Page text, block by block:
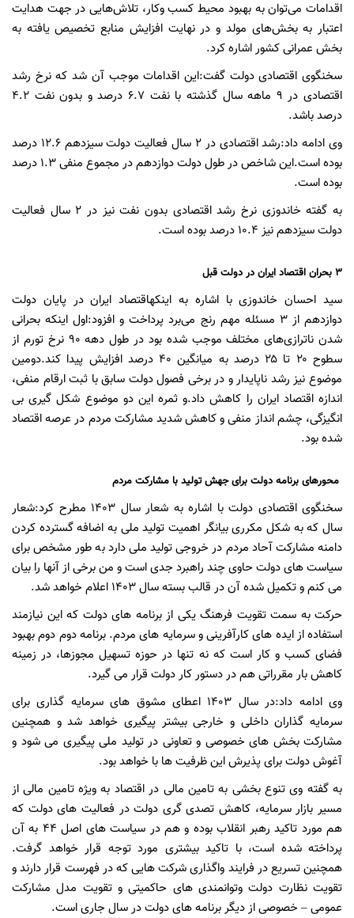
اقدامات می‌توان به بهبود محیط کسب و‌کار، تلاش‌هایی در جهت هدایت
اعتبار به بخش‌های مولد و در نهایت افزایش منابع تخصیص یافته به
بخش عمرانی کشور اشاره کرد.
سخنگوی اقتصادی دولت گفت:این اقدامات موجب آن شد که نرخ رشد
اقتصادی در ۹ ماهه سال گذشته با نفت ۶.۷ درصد و بدون نفت ۴.۲
درصد باشد.
وی ادامه داد:رشد اقتصادی در ۲ سال فعالیت دولت سیزدهم ۱۲.۶ درصد
بوده است.این شاخص در طول دولت دوازدهم در مجموع منفی ۱.۳ درصد
بوده است.
به گفته خاندوزی نرخ رشد اقتصادی بدون نفت نیز در ۲ سال فعالیت
دولت سیزدهم نیز ۱۰.۴ درصد بوده است.
۳ بحران اقتصاد ایران در دولت قبل
سید احسان خاندوزی با اشاره به اینکهاقتصاد ایران در پایان دولت
دوازدهم از ۳ مسئله مهم رنج می‌برد پرداخت و افزود:اول اینکه بحرانی
شدن ناترازی‌های مختلف موجب شده بود در طول دهه ۹۰ نرخ تورم از
سطوح ۲۰ تا ۲۵ درصد به میانگین ۴۰ درصد افزایش پیدا کند.دومین
موضوع نیز رشد ناپایدار و در برخی فصول دولت سابق با ثبت ارقام منفی،
اندازه اقتصاد ایران را کاهش داد.و ثمره این دو موضوع شکل گیری بی
انگیزگی، چشم انداز منفی و کاهش شدید مشارکت مردم در عرصه اقتصاد
شده بود.
محورهای برنامه دولت برای جهش تولید با مشارکت مردم
سخنگوی اقتصادی دولت با اشاره به شعار سال 1403 مطرح کرد:شعار
سال که به شکل مکرری بیانگر اهمیت تولید ملی به اضافه گسترده کردن
دامنه مشارکت آحاد مردم در خروجی تولید ملی دارد به طور مشخص برای
سیاست های دولت حاوی چند راهبرد جدی است و من برخی از آنها را بیان
می کنم و تکمیل شده آن در قالب بسته سال 1403 اعلام خواهد شد.
حرکت به سمت تقویت فرهنگ یکی از برنامه های دولت که این نیازمند
استفاده از ایده های کارآفرینی و سرمایه های مردم. برنامه دوم دوم بهبود
فضای کسب و کار است که نه تنها در حوزه تسهیل مجوزها، در زمینه
کاهش بار مقرراتی هم در دستور کار دولت قرار می گیرد.
وی ادامه داد:در سال 1403 اعطای مشوق های سرمایه گذاری برای
سرمایه گذاران داخلی و خارجی بیشتر پیگیری خواهد شد و همچنین
مشارکت بخش های خصوصی و تعاونی در تولید ملی پیگیری می شود و
آغوش دولت برای پذیرش این ظرفیت ها با خواهد بود.
به گفته وی تنوع بخشی به تامین مالی در اقتصاد به ویژه تامین مالی از
مسیر بازار سرمایه، کاهش تصدی گری دولت در فعالیت های دولت که
هم مورد تاکید رهبر انقلاب بوده و هم در سیاست های اصل 44 به آن
پرداخته شده است، با تاکید بیشتری مورد توجه قرار خواهد گرفت.
همچنین تسریع در فرایند واگذاری شرکت هایی که در فهرست قرار دارند و
تقویت نظارت دولت وتوانمندی های حاکمیتی و تقویت مدل مشارکت
عمومی – خصوصی از دیگر برنامه های دولت در سال جاری است.